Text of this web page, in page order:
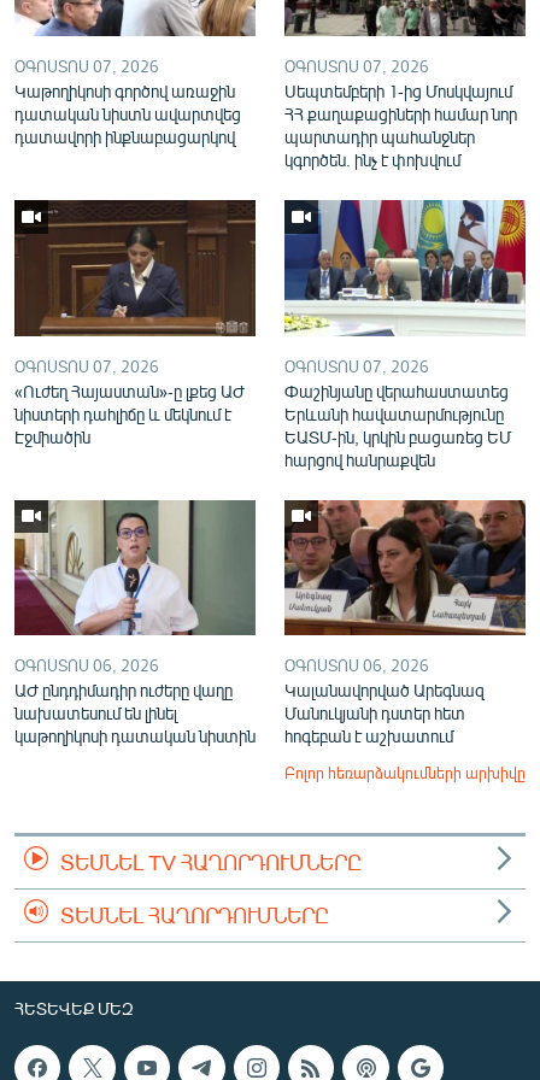
English
Русский
ՀԵՏԵՎԵՔ ՄԵԶ
«Ազատության» բոլոր կայքերը
ՕԳՈՍՏՈՍ 07, 2026
Կաթողիկոսի գործով առաջին
դատական նիստն ավարտվեց
դատավորի ինքնաբացարկով
ՕԳՈՍՏՈՍ 07, 2026
Սեպտեմբերի 1-ից Մոսկվայում
ՀՀ քաղաքացիների համար նոր
պարտադիր պահանջներ
կգործեն. ինչ է փոխվում
ՕԳՈՍՏՈՍ 07, 2026
«Ուժեղ Հայաստան»-ը լքեց ԱԺ
նիստերի դահլիճը և մեկնում է
Էջմիածին
ՕԳՈՍՏՈՍ 07, 2026
Փաշինյանը վերահաստատեց
Երևանի հավատարմությունը
ԵԱՏՄ-ին, կրկին բացառեց ԵՄ
հարցով հանրաքվեն
ՕԳՈՍՏՈՍ 06, 2026
ԱԺ ընդդիմադիր ուժերը վաղը
նախատեսում են լինել
կաթողիկոսի դատական նիստին
ՕԳՈՍՏՈՍ 06, 2026
Կալանավորված Արեգնազ
Մանուկյանի դստեր հետ
հոգեբան է աշխատում
Բոլոր հեռարձակումների արխիվը
ՏԵՍՆԵԼ TV ՀԱՂՈՐԴՈՒՄՆԵՐԸ
ՏԵՍՆԵԼ ՀԱՂՈՐԴՈՒՄՆԵՐԸ
ՀԵՏԵՎԵՔ ՄԵԶ